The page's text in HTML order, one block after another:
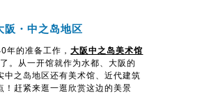
阪・中之岛地区
年的准备工作，大阪中之岛美术馆
。从一开馆就作为水都、大阪的
中之岛地区还有美术馆、近代建筑
！赶紧来逛一逛欣赏这边的美景